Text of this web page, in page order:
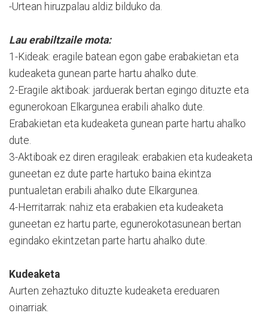
-Urtean hiruzpalau aldiz bilduko da.
Lau erabiltzaile mota:
1-Kideak: eragile batean egon gabe erabakietan eta
kudeaketa gunean parte hartu ahalko dute.
2-Eragile aktiboak: jarduerak bertan egingo dituzte eta
egunerokoan Elkargunea erabili ahalko dute.
Erabakietan eta kudeaketa gunean parte hartu ahalko
dute.
3-Aktiboak ez diren eragileak: erabakien eta kudeaketa
guneetan ez dute parte hartuko baina ekintza
puntualetan erabili ahalko dute Elkargunea.
4-Herritarrak: nahiz eta erabakien eta kudeaketa
guneetan ez hartu parte, egunerokotasunean bertan
egindako ekintzetan parte hartu ahalko dute.
Kudeaketa
Aurten zehaztuko dituzte kudeaketa ereduaren
oinarriak.